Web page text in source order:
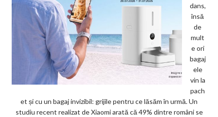
dans,
însă
de
mult
e ori
bagaj
ele
vin la
pach
et și cu un bagaj invizibil: grijile pentru ce lăsăm în urmă. Un
studiu recent realizat de Xiaomi arată că 49% dintre români se